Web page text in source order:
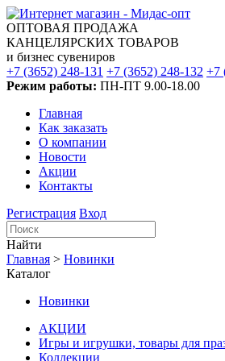
ОПТОВАЯ ПРОДАЖА
КАНЦЕЛЯРСКИХ ТОВАРОВ
и бизнес сувениров
+7 (3652) 248-131 +7 (3652) 248-132 +7
Режим работы: ПН-ПТ 9.00-18.00
Главная
Как заказать
О компании
Новости
Акции
Контакты
Регистрация Вход
Найти
Главная > Новинки
Каталог
Новинки
АКЦИИ
Игры и игрушки, товары для
Коллекции